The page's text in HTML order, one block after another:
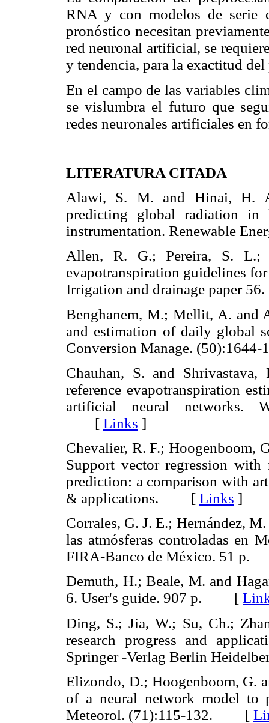
RNA y con modelos de serie
pronóstico necesitan
red neuronal artificial, se
y tendencia, para la exactitud
En el campo de las variables
se vislumbra el futuro que
redes neuronales artificiales en
LITERATURA CITADA
Alawi, S. M. and Hinai, H.
predicting global radiation in
instrumentation. Renewable
Allen, R. G.; Pereira, S. L.;
evapotranspiration guidelines
Irrigation and drainage paper
Benghanem, M.; Mellit, A. and
and estimation of daily global
Conversion Manage.
Chauhan, S. and
reference evapotranspiration
artificial neural networks.
[ Links ]
Chevalier, R. F.; Hoogenboom,
Support vector regression
prediction: a comparison with
& applications. [ Links ]
Corrales, G. J. E.; Hernández,
las atmósferas controladas en
FIRA-Banco de México. 51
Demuth, H.; Beale, M. and
6. User's guide. 907 p. [
Ding, S.; Jia, W.; Su, Ch.;
research progress and
Springer -Verlag Berlin
Elizondo, D.; Hoogenboom, G.
of a neural network model to
Meteorol. (71):115-132. [